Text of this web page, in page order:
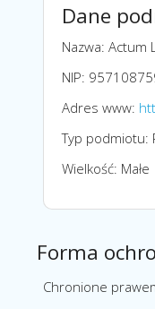
Dane
Nazwa: Actum
NIP:
Adres www:
Typ podmiotu:
Wielkość: Małe
Forma
Chronione